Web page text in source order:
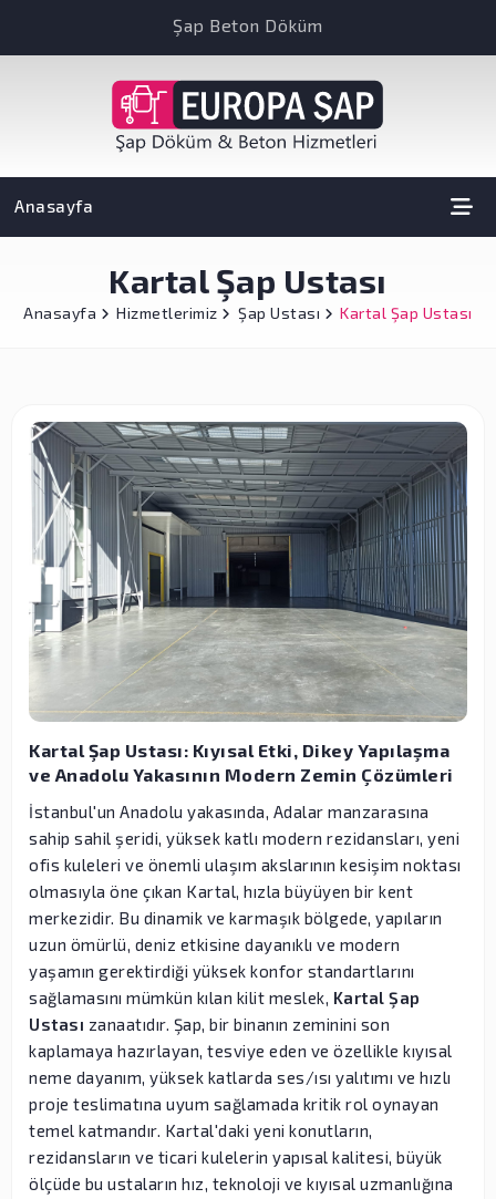
Şap Beton Döküm
Anasayfa
Kartal Şap Ustası
Anasayfa Hizmetlerimiz Şap Ustası Kartal Şap Ustası
Kartal Şap Ustası: Kıyısal Etki, Dikey Yapılaşma
ve Anadolu Yakasının Modern Zemin Çözümleri
İstanbul'un Anadolu yakasında, Adalar manzarasına
sahip sahil şeridi, yüksek katlı modern rezidansları, yeni
ofis kuleleri ve önemli ulaşım akslarının kesişim noktası
olmasıyla öne çıkan Kartal, hızla büyüyen bir kent
merkezidir. Bu dinamik ve karmaşık bölgede, yapıların
uzun ömürlü, deniz etkisine dayanıklı ve modern
yaşamın gerektirdiği yüksek konfor standartlarını
sağlamasını mümkün kılan kilit meslek, Kartal Şap
Ustası zanaatıdır. Şap, bir binanın zeminini son
kaplamaya hazırlayan, tesviye eden ve özellikle kıyısal
neme dayanım, yüksek katlarda ses/ısı yalıtımı ve hızlı
proje teslimatına uyum sağlamada kritik rol oynayan
temel katmandır. Kartal'daki yeni konutların,
rezidansların ve ticari kulelerin yapısal kalitesi, büyük
ölçüde bu ustaların hız, teknoloji ve kıyısal uzmanlığına